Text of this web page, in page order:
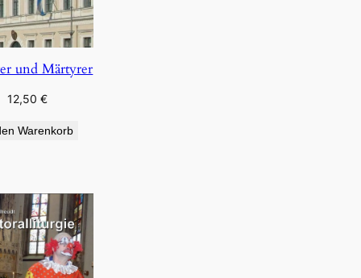
und Märtyrer
12,50€
Warenkorb